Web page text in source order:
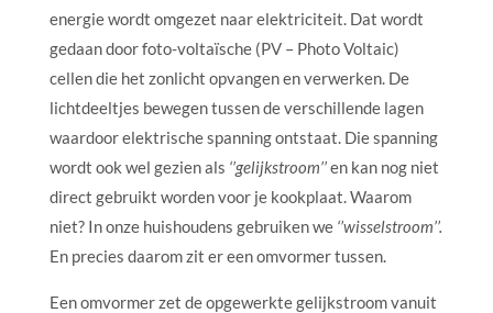
energie wordt omgezet naar elektriciteit. Dat wordt
gedaan door foto-voltaïsche (PV – Photo Voltaic)
cellen die het zonlicht opvangen en verwerken. De
lichtdeeltjes bewegen tussen de verschillende lagen
waardoor elektrische spanning ontstaat. Die spanning
wordt ook wel gezien als ‘’gelijkstroom’’en kan nog niet
direct gebruikt worden voor je kookplaat. Waarom
niet? In onze huishoudens gebruiken we ‘’wisselstroom’’.
En precies daarom zit er een omvormer tussen.
Een omvormer zet de opgewerkte gelijkstroom vanuit